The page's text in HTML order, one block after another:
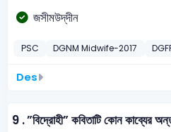
জসীমউদ্‌দীন
PSC DGNM Midwife-2017
Des
9 .”বিদ্রোহী” কবিতাটি কোন কাব্যের